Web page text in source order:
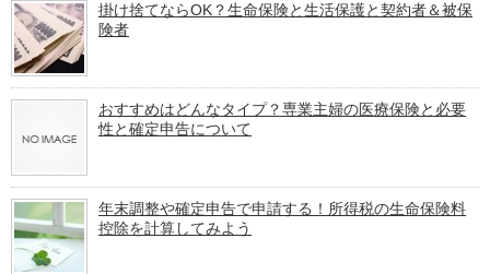
掛け捨てならOK？生命保険と生活保護と契約者＆被保
険者
おすすめはどんなタイプ？専業主婦の医療保険と必要
性と確定申告について
年末調整や確定申告で申請する！所得税の生命保険料
控除を計算してみよう